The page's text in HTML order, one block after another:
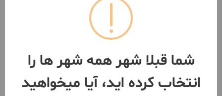
57متر یک خواب تکواحدی سبلان
تهران
مبلغ
7,350,000,000 تومان
1 روز پیش 093952***17
شما قبلا شهر همه شهر ها را
انتخاب کرده اید، آیا میخواهید